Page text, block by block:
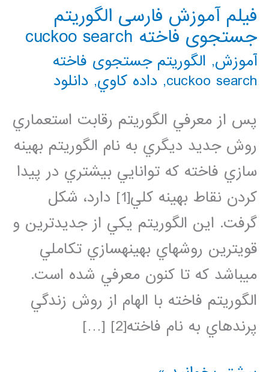
فیلم آموزش فارسی الگوریتم
جستجوی فاخته cuckoo search
آموزش, الگوریتم جستجوی فاخته
cuckoo search
, داده كاوي, دانلود
پس از معرفي الگوريتم رقابت استعماري
روش جديد ديگري به نام الگوريتم بهينه
سازي فاخته كه توانايي بيشتري در پيدا
كردن نقاط بهينه كلي[1] دارد، شكل
گرفت. اين الگوريتم يكي از جديدترين و
قويترين روشهاي بهينهسازي تكاملي
ميباشد كه تا كنون معرفي شده است.
الگوريتم فاخته با الهام از روش زندگي
پرندهاي به نام فاخته[2] […]